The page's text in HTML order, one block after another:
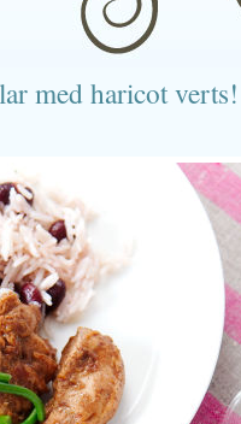
med haricot verts!